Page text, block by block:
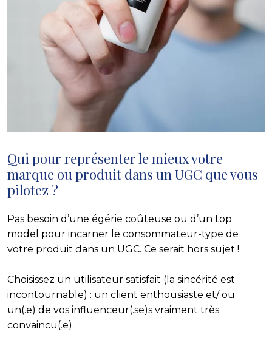
Qui pour représenter le mieux votre
marque ou produit dans un UGC que vous
pilotez ?
Pas besoin d’une égérie coûteuse ou d’un top
model pour incarner le consommateur-type de
votre produit dans un UGC. Ce serait hors sujet !
Choisissez un utilisateur satisfait (la sincérité est
incontournable) : un client enthousiaste et/ ou
un(.e) de vos influenceur(.se)s vraiment très
convaincu(.e).